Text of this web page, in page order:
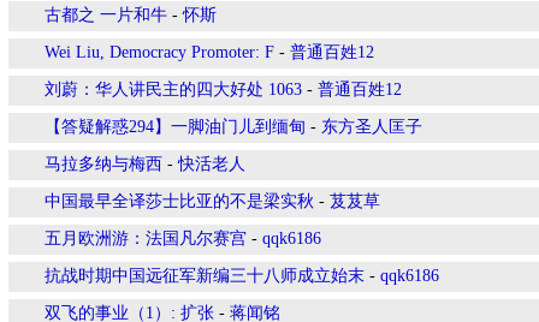
古都之 一片和牛 -怀斯
Wei Liu, Democracy Promoter: F - 普通百姓12
刘蔚：华人讲民主的四大好处 1063 - 普通百姓12
【答疑解惑294】一脚油门儿到缅甸 - 东方圣人匡子
马拉多纳与梅西 -快活老人
中国最早全译莎士比亚的不是梁实秋 - 芨芨草
五月欧洲游：法国凡尔赛宫 - qqk6186
抗战时期中国远征军新编三十八师成立始末 - qqk6186
双飞的事业（1）: 扩张 - 蒋闻铭